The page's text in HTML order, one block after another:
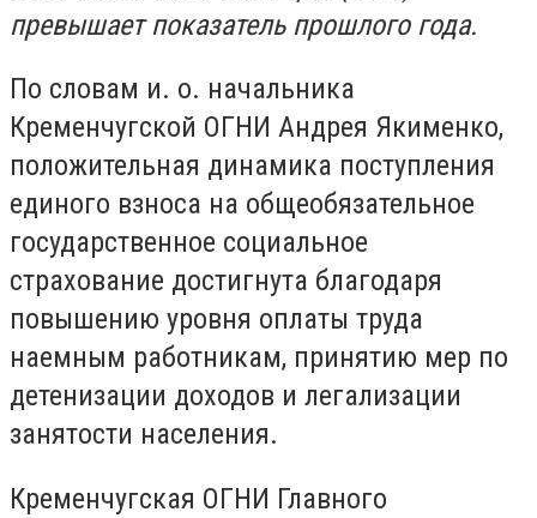
превышает показатель прошлого года.
По словам и. о. начальника
Кременчугской ОГНИ Андрея Якименко,
положительная динамика поступления
единого взноса на общеобязательное
государственное социальное
страхование достигнута благодаря
повышению уровня оплаты труда
наемным работникам, принятию мер по
детенизации доходов и легализации
занятости населения.
Кременчугская ОГНИ Главного